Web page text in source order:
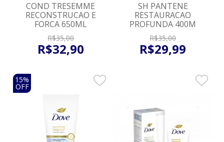
COND TRESEMME
RECONSTRUCAO E
FORCA 650ML
R$35,00
R$32,90
SH PANTENE
RESTAURACAO
PROFUNDA 400M
R$35,00
R$29,99
15%
OFF